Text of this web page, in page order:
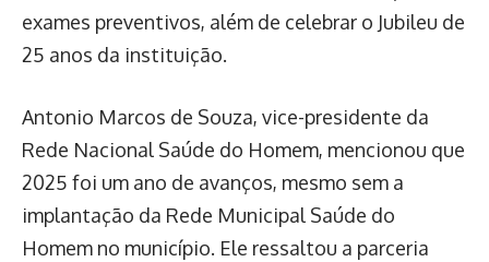
exames preventivos, além de celebrar o Jubileu de
25 anos da instituição.
Antonio Marcos de Souza, vice-presidente da
Rede Nacional Saúde do Homem, mencionou que
2025 foi um ano de avanços, mesmo sem a
implantação da Rede Municipal Saúde do
Homem no município. Ele ressaltou a parceria